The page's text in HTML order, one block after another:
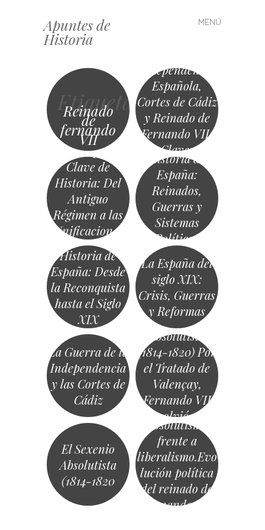
Apuntes de
Historia
MENÚ
Saltar
al
Etiqueta
Reinado
de
fernando
VII
Independencia
Española,
Cortes de Cádiz
y Reinado de
Fernando VII:
Claves
Históricas
Conceptos
Clave de
Historia: Del
Antiguo
Régimen a las
Unificaciones
del Siglo XIX
Historia de
España:
Reinados,
Guerras y
Sistemas
Políticos
Historia de
España: Desde
la Reconquista
hasta el Siglo
XIX
La España del
siglo XIX:
Crisis, Guerras
y Reformas
La Guerra de la
Independencia
y las Cortes de
Cádiz
El reinado de
Fernando VII:
absolutismo y
liberalismo
(1814-1833)
Restauración y
Sexenio
Absolutista
(1814-1820) Por
el Tratado de
Valençay,
Fernando VII
volvió a
España, pero,
en lugar de ir a
jurar la
Constitución a
Madrid, se
dirigió a
El Sexenio
Absolutista
(1814-1820
Absolutismo
frente a
liberalismo.Evo
lución política
del reinado de
Fernando VII